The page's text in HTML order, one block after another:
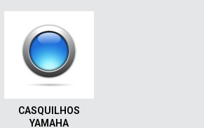
CASQUILHOS
YAMAHA